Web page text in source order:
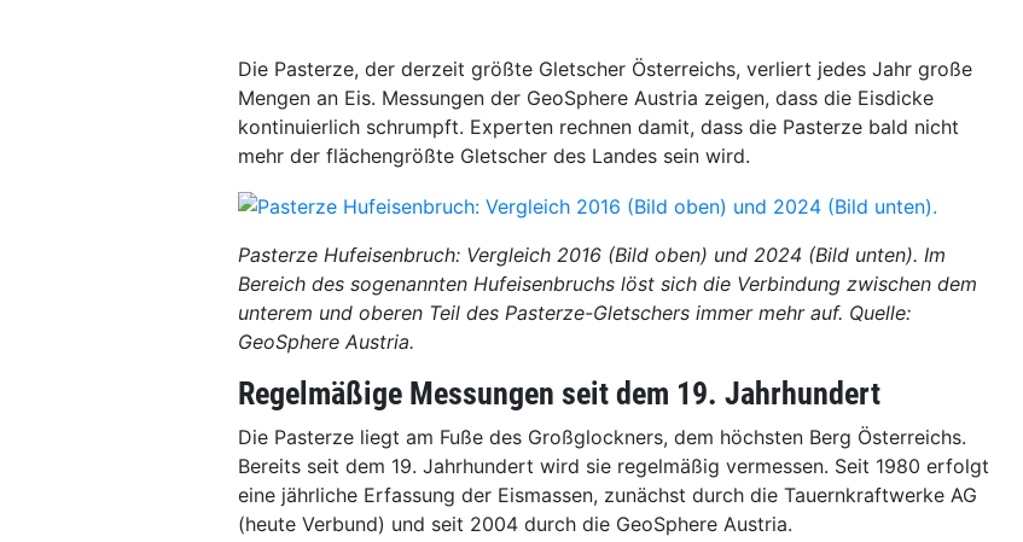
Die Pasterze, der derzeit größte Gletscher Österreichs, verliert jedes Jahr große
Mengen an Eis. Messungen der GeoSphere Austria zeigen, dass die Eisdicke
kontinuierlich schrumpft. Experten rechnen damit, dass die Pasterze bald nicht
mehr der flächengrößte Gletscher des Landes sein wird.
Pasterze Hufeisenbruch: Vergleich 2016 (Bild oben) und 2024 (Bild unten). Im
Bereich des sogenannten Hufeisenbruchs löst sich die Verbindung zwischen dem
unterem und oberen Teil des Pasterze-Gletschers immer mehr auf. Quelle:
GeoSphere Austria.
Regelmäßige Messungen seit dem 19. Jahrhundert
Die Pasterze liegt am Fuße des Großglockners, dem höchsten Berg Österreichs.
Bereits seit dem 19. Jahrhundert wird sie regelmäßig vermessen. Seit 1980 erfolgt
eine jährliche Erfassung der Eismassen, zunächst durch die Tauernkraftwerke AG
(heute Verbund) und seit 2004 durch die GeoSphere Austria.